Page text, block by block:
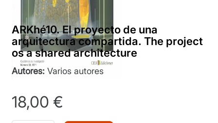
ARKhé10. El proyecto de una
arquitectura compartida. The project
os a shared architecture
Autores: Varios autores
18,00 €